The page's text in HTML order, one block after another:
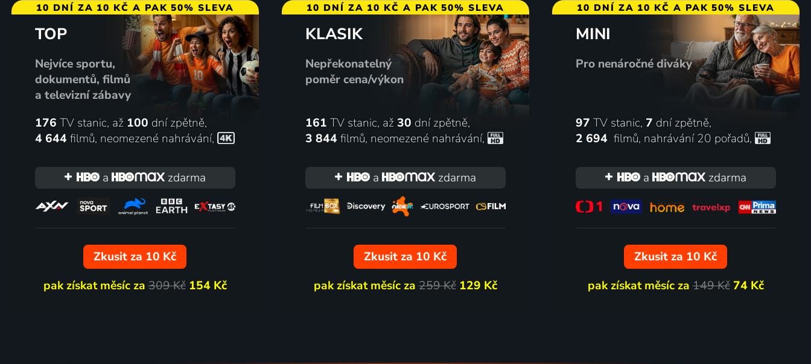
10 DNÍ ZA 10 KČ A PAK 50% SLEVA
TOP
Nejvíce sportu,
dokumentů, filmů
a televizní zábavy
176 TV stanic, až 100 dní zpětně,
4 644 filmů, neomezené nahrávání,
a zdarma
Zkusit za 10 Kč
pak získat měsíc za309 Kč 154 Kč
10 DNÍ ZA 10 KČ A PAK 50% SLEVA
KLASIK
Nepřekonatelný
poměr cena/výkon
161 TV stanic, až 30 dní zpětně,
3 844 filmů, neomezené nahrávání,
a zdarma
Zkusit za 10 Kč
pak získat měsíc za259 Kč 129 Kč
10 DNÍ ZA 10 KČ A PAK 50% SLEVA
MINI
Pro nenáročné diváky
97 TV stanic, 7 dní zpětně,
2 694 filmů, nahrávání 20 pořadů,
a zdarma
Zkusit za 10 Kč
pak získat měsíc za149 Kč 74 Kč